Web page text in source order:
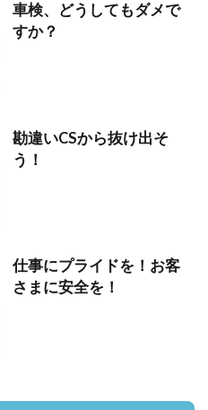
車検、どうしてもダメで
すか？
勘違いCSから抜け出そ
う！
仕事にプライドを！お客
さまに安全を！